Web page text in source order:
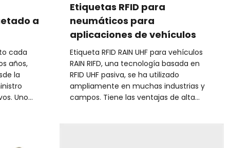
a
cada
años,
la
Uno
Etiquetas RFID para
neumáticos para
aplicaciones de vehículos
Etiqueta RFID RAIN UHF para vehículos
RAIN RIFD, una tecnología basada en
RFID UHF pasiva, se ha utilizado
ampliamente en muchas industrias y
campos. Tiene las ventajas de alta